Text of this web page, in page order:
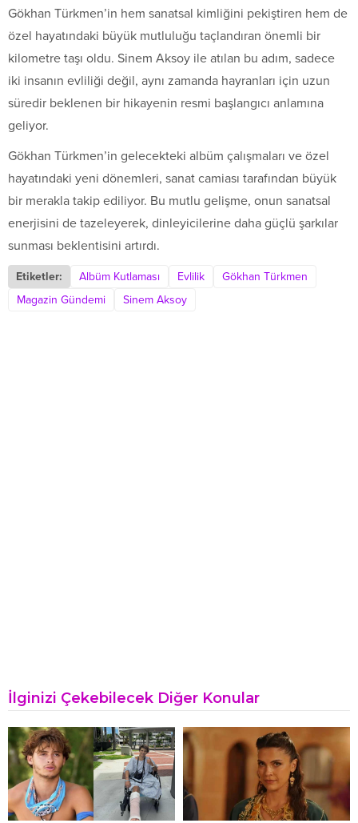
Gökhan Türkmen’in hem sanatsal kimliğini pekiştiren hem de
özel hayatındaki büyük mutluluğu taçlandıran önemli bir
kilometre taşı oldu. Sinem Aksoy ile atılan bu adım, sadece
iki insanın evliliği değil, aynı zamanda hayranları için uzun
süredir beklenen bir hikayenin resmi başlangıcı anlamına
geliyor.
Gökhan Türkmen’in gelecekteki albüm çalışmaları ve özel
hayatındaki yeni dönemleri, sanat camiası tarafından büyük
bir merakla takip ediliyor. Bu mutlu gelişme, onun sanatsal
enerjisini de tazeleyerek, dinleyicilerine daha güçlü şarkılar
sunması beklentisini artırdı.
Etiketler: Albüm Kutlaması Evlilik
Gökhan Türkmen
Magazin Gündemi
Sinem Aksoy
İlginizi Çekebilecek Diğer Konular